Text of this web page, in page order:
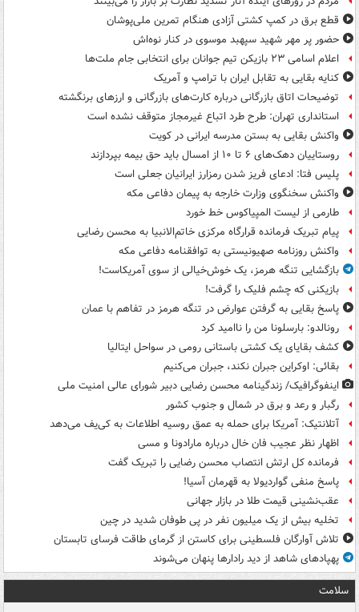
قطع برق در کمپ کشتی آزادی هنگام تمرین ملی‌پوشان
حضور پر مهر شهید سپهبد موسوی در کنار نوه‌اش
اعلام اسامی ۲۳ بازیکن تیم جوانان برای انتخابی جام ملت‌ها
کنایه بقایی به تقابل ایران با ترامپ و آمریک
توضیحات اتاق بازرگانی درباره کارت‌های بازرگانی و ارزهای برنگشته
استانداری تهران: طرح طرد اتباع غیرمجاز متوقف نشده است
واکنش بقایی به بستن مدرسه ایرانی در کویت
روستاییان دهک‌های ۶ تا ۱۰ از امسال باید حق بیمه بپردازند
پلیس فتا: ادعای فریز شدن رمزارز ایرانیان جعلی است
واکنش سخنگوی وزارت خارجه به پیمان دفاعی مکه
طارمی از لیست المپیاکوس خط خورد
پیام تبریک فرمانده قرارگاه مرکزی خاتم‌الانبیا به محسن رضایی
واکنش روزنامه صهیونیستی به توافقنامه دفاعی مکه
بازگشایی تنگه هرمز، یک خوش‌خیالی از سوی آمریکاست!
بازیکنی که چشم فلیک را گرفت!
پاسخ بقایی به گرفتن عوارض در تنگه هرمز در تفاهم با عمان
رونالدو: بارسلونا من را ناامید کرد
کشف بقایای یک کشتی باستانی رومی در سواحل ایتالیا
بقائی: اوکراین جبران نکند، جبران می‌کنیم
اینفوگرافیک/ زندگینامه محسن رضایی دبیر شورای عالی امنیت‌ ملی
رگبار و رعد و برق در شمال و جنوب کشور
آتلانتیک: آمریکا برای حمله به عمق روسیه اطلاعات به کی‌یف می‌دهد
اظهار نظر عجیب فان خال درباره مارادونا و مسی
فرمانده کل ارتش انتصاب محسن رضایی را تبریک گفت
پاسخ منفی گواردیولا به قهرمان آسیا!
عقب‌نشینی قیمت طلا در بازار جهانی
تخلیه بیش از یک میلیون نفر در پی طوفان شدید در چین
تلاش آوارگان فلسطینی برای کاستن از گرمای طاقت فرسای تابستان
پهپادهای شاهد از دید رادارها پنهان می‌شوند
سلامت